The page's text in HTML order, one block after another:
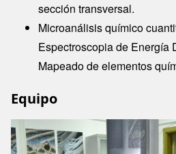
sección transversal.
Microanálisis químico
Espectroscopia de Energía
Mapeado de elementos
Equipo
Image